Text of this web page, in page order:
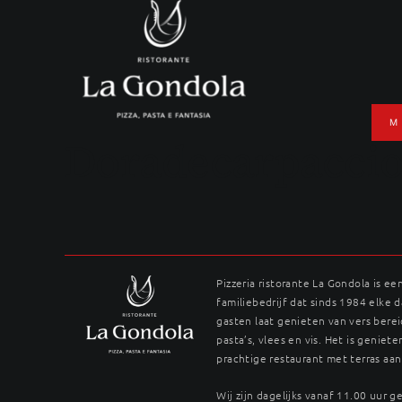
Pizzeria ristorante La Gondola is
familiebedrijf dat sinds 1984 elke
gasten laat genieten van vers
pasta’s, vlees en vis. Het is
prachtige restaurant met terras
Wij zijn dagelijks vanaf 11.00 uur